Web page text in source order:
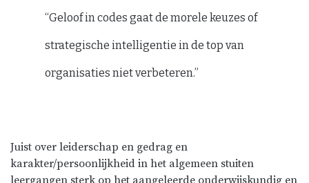
“Geloof in codes gaat de morele keuzes of
strategische intelligentie in de top van
organisaties niet verbeteren.”
Juist over leiderschap en gedrag en
karakter/persoonlijkheid in het algemeen stuiten
leergangen sterk op het aangeleerde onderwijskundig en